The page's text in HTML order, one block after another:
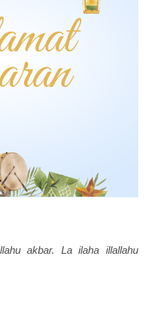
akbar. La ilaha illallahu